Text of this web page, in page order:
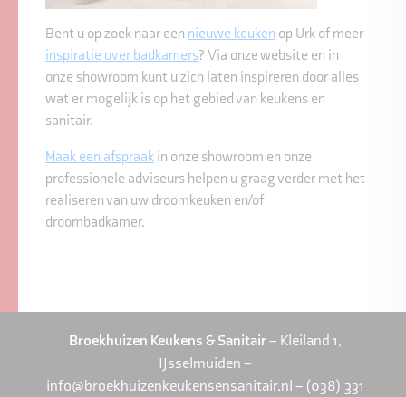
Bent u op zoek naar een nieuwe keuken op Urk of meer
inspiratie over badkamers? Via onze website en in
onze showroom kunt u zich laten inspireren door alles
wat er mogelijk is op het gebied van keukens en
sanitair.
Maak een afspraak in onze showroom en onze
professionele adviseurs helpen u graag verder met het
realiseren van uw droomkeuken en/of
droombadkamer.
Broekhuizen Keukens & Sanitair– Kleiland 1,
IJsselmuiden –
info@broekhuizenkeukensensanitair.nl – (038) 331